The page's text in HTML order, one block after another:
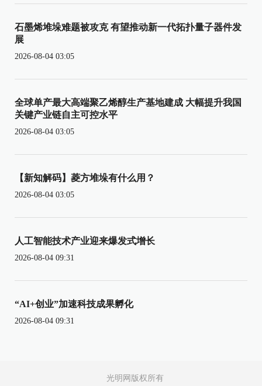
石墨烯堆垛难题被攻克 有望推动新一代拓扑量子器件发
展
2026-08-04 03:05
全球单产最大高端聚乙烯醇生产基地建成 大幅提升我国
关键产业链自主可控水平
2026-08-04 03:05
【新知解码】菱方堆垛有什么用？
2026-08-04 03:05
人工智能技术产业迎来爆发式增长
2026-08-04 09:31
“AI+创业”加速科技成果孵化
2026-08-04 09:31
光明网版权所有